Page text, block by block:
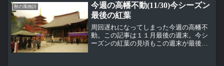
秋の風物詩
今週の高幡不動(11/30)今シーズン
最後の紅葉
周回遅れになってしまった今週の高幡不
動。この記事は１１月最後の週末。今シ
ーズンの紅葉の見頃もこの週末が最後。